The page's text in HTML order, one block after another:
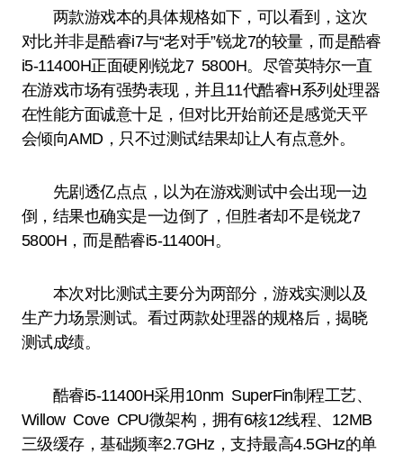
两款游戏本的具体规格如下，可以看到，这次
对比并非是酷睿i7与“老对手”锐龙7的较量，而是酷睿
i5-11400H正面硬刚锐龙7 5800H。尽管英特尔一直
在游戏市场有强势表现，并且11代酷睿H系列处理器
在性能方面诚意十足，但对比开始前还是感觉天平
会倾向AMD，只不过测试结果却让人有点意外。
先剧透亿点点，以为在游戏测试中会出现一边
倒，结果也确实是一边倒了，但胜者却不是锐龙7
5800H，而是酷睿i5-11400H。
本次对比测试主要分为两部分，游戏实测以及
生产力场景测试。看过两款处理器的规格后，揭晓
测试成绩。
酷睿i5-11400H采用10nm SuperFin制程工艺、
Willow Cove CPU微架构，拥有6核12线程、12MB
三级缓存，基础频率2.7GHz，支持最高4.5GHz的单